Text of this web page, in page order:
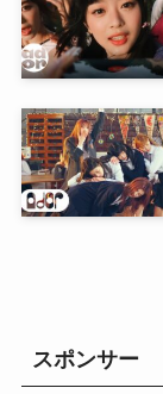
スポンサー